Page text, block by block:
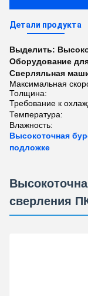
Детали продукта
Выделить:
Оборудование
Сверляльная
Максимальная
Толщина:
Требование к
Температура:
Влажность:
Высокоточная
подложке
сверления